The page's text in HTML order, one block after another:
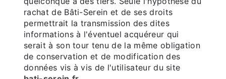
rachat de Bâti-Serein et de ses droits
permettrait la transmission des dites
informations à l'éventuel acquéreur qui
serait à son tour tenu de la même obligation
de conservation et de modification des
données vis à vis de l'utilisateur du site